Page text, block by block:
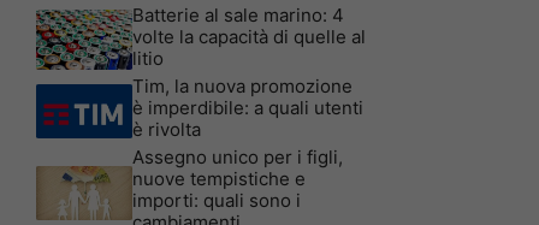
Batterie al sale marino: 4
volte la capacità di quelle al
litio
Tim, la nuova promozione
è imperdibile: a quali utenti
è rivolta
Assegno unico per i figli,
nuove tempistiche e
importi: quali sono i